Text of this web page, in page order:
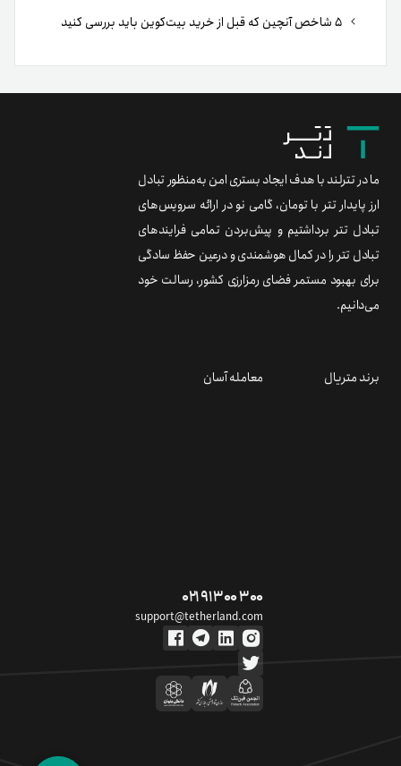
ما در تترلند با هدف ایجاد بستری امن به‌منظور تبادل
ارز پایدار تتر با تومان، گامی نو در ارائه سرویس‌های
تبادل تتر برداشتیم و پیش‌بردن تمامی فرایندهای
تبادل تتر را در کمال هوشمندی و درعین حفظ سادگی
برای بهبود مستمر فضای رمزارزی کشور، رسالت خود
می‌دانیم.
برند متریال معامله آسان
۰۲۱ ۹۱ ۳۰۰ ۳۰۰
support@tetherland.com